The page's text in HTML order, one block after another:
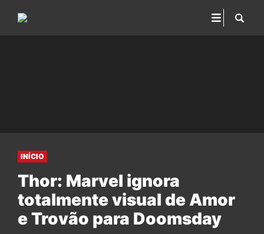
INÍCIO
Thor: Marvel ignora
totalmente visual de Amor
e Trovão para Doomsday